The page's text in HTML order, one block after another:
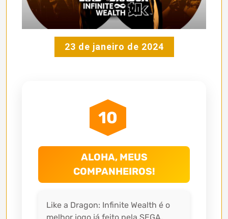
23 de janeiro de 2024
10
ALOHA, MEUS
COMPANHEIROS!
Like a Dragon: Infinite Wealth é o